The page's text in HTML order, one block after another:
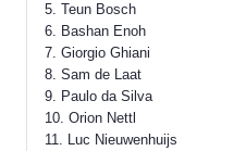
5. Teun Bosch
6. Bashan Enoh
7. Giorgio Ghiani
8. Sam de Laat
9. Paulo da Silva
10. Orion Nettl
11. Luc Nieuwenhuijs